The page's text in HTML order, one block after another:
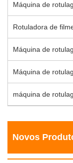
Máquina de
Rotuladora de
Máquina de
Máquina de
máquina de
Novos